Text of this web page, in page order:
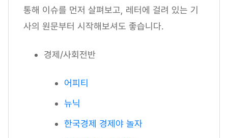
통해 이슈를 먼저 살펴보고, 레터에 걸려 있는 기
사의 원문부터 시작해보셔도 좋습니다.
경제/사회전반
어피티
뉴닉
한국경제 경제야 놀자